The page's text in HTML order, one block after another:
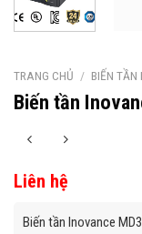
TRANG CHỦ / BIẾN TẦN
Biến tần
Liên hệ
Biến tần Inovance